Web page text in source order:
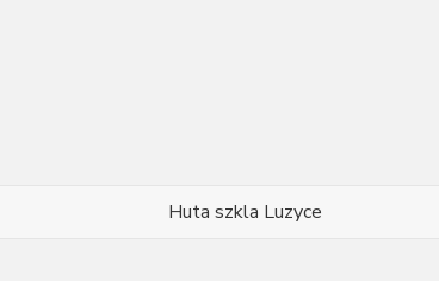
Huta szkla Luzyce